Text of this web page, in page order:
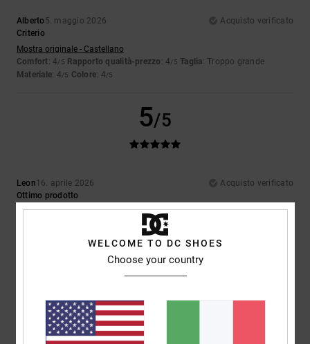
Alberto5. maggio 2026
Acquisto verificato
Criterio
Mostra originale - Castellano
Comfort: 4/5 Rapporto qualità-prezzo : 4/5 Taglia: Troppo grande
Materiale: 4/5 Colore: 4/5
5/5
Leon16. aprile 2026
Acquisto verificato
Ottimo prodotto
Mostra originale - Dutch
Rapporto qualità-prezzo: 5
5 /5
WELCOME TO DC SHOES
Choose your country